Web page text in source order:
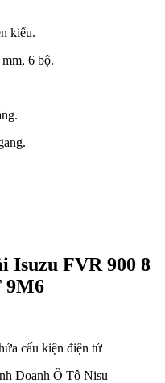
kiểu.
6 bộ.
Isuzu FVR 900 8
9M6
cấu kiện điện tử
Doanh Ô Tô Nisu